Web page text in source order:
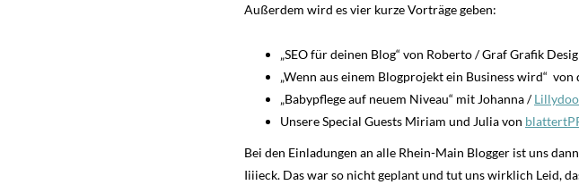
Außerdem wird es vier kurze Vorträge geben:
„SEO für deinen Blog“ von Roberto / Graf Grafik
„Wenn aus einem Blogprojekt ein Business wird“
„Babypflege auf neuem Niveau“ mit Johanna /Lillydoo
Unsere Special Guests Miriam und Julia von
Bei den Einladungen an alle Rhein-Main Blogger ist uns
Iiiieck. Das war so nicht geplant und tut uns wirklich Leid,